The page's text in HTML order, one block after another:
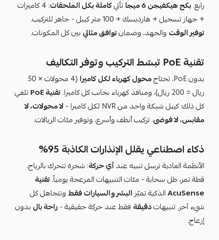
رابع.بكج هيكفيجن 6 ميجا تأتيكاملة بكل الملحقات
: 4 كاميرات
+ جهاز تسجيل + هارديسك + 100 متر كيبل - جاهز للتركيب.
توفير الوقت والجهد، وضمانتوافق مثالي بين كل المكونات.
تقنية PoE تبسّط التركيب وتوفر التكاليف
بدون PoE، تحتاج محول كهرباء لكل كاميرا
(4 محولات × 50
ريال = 200 ريال)، ومنافذ كهرباء بجانب كل كاميرا.
تقنية PoE
تلغي
كل ذلك: كيبل شبكة واحد من NVR لكل كاميرا -
لا محولات، لا
مقابس، لا فوضى. تركيب أنظف وأسرع، وتوفير مئات الريالات.
ذكاء اصطناعي يقلل الإنذارات الكاذبة 95%
الأنظمة العادية ترسل تنبيه عندأي حركة: شجرة تتحرك بالرياح،
قطة تمر، ظل سحابة - مئات التنبيهات المزعجة يومياً.تقنية
AcuSenseالذكية تميّزالبشر والسيارات فقط وتتجاهل كل
شيء آخر. تنبيهاتدقيقة فقط عند حركة حقيقية -راحة بال بدون
إزعاج.